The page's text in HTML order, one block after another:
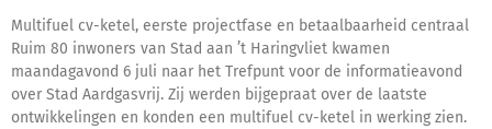
Multifuel cv-ketel, eerste projectfase en betaalbaarheid centraal
Ruim 80 inwoners van Stad aan ’t Haringvliet kwamen
maandagavond 6 juli naar het Trefpunt voor de informatieavond
over Stad Aardgasvrij. Zij werden bijgepraat over de laatste
ontwikkelingen en konden een multifuel cv-ketel in werking zien.